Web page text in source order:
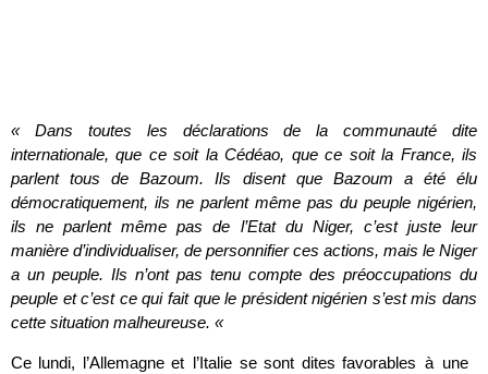
« Dans toutes les déclarations de la communauté dite
internationale, que ce soit la Cédéao, que ce soit la France, ils
parlent tous de Bazoum. Ils disent que Bazoum a été élu
démocratiquement, ils ne parlent même pas du peuple nigérien,
ils ne parlent même pas de l’Etat du Niger, c’est juste leur
manière d’individualiser, de personnifier ces actions, mais le Niger
a un peuple. Ils n’ont pas tenu compte des préoccupations du
peuple et c’est ce qui fait que le président nigérien s’est mis dans
cette situation malheureuse. «
Ce lundi, l’Allemagne et l’Italie se sont dites favorables à une